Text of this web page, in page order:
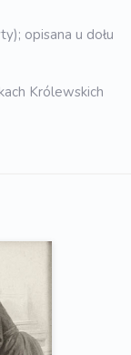
opisana u dołu
Królewskich